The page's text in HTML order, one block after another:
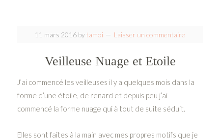
11 mars 2016 bytamoi Laisser un commentaire
Veilleuse Nuage et Etoile
J’ai commencé les veilleuses il y a quelques mois dans la
forme d’une étoile, de renard et depuis peu j’ai
commencé la forme nuage qui à tout de suite séduit.
Elles sont faites à la main avec mes propres motifs que je